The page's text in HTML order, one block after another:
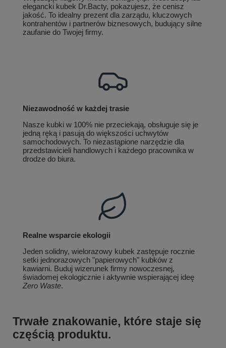
elegancki kubek Dr.Bacty, pokazujesz, że cenisz
jakość. To idealny prezent dla zarządu, kluczowych
kontrahentów i partnerów biznesowych, budujący silne
zaufanie do Twojej firmy.
Niezawodność w każdej trasie
Nasze kubki w 100% nie przeciekają, obsługuje się je
jedną ręką i pasują do większości uchwytów
samochodowych. To niezastąpione narzędzie dla
przedstawicieli handlowych i każdego pracownika w
drodze do biura.
Realne wsparcie ekologii
Jeden solidny, wielorazowy kubek zastępuje rocznie
setki jednorazowych "papierowych" kubków z
kawiarni. Buduj wizerunek firmy nowoczesnej,
świadomej ekologicznie i aktywnie wspierającej ideę
Zero Waste.
Trwałe znakowanie, które staje się
częścią produktu.